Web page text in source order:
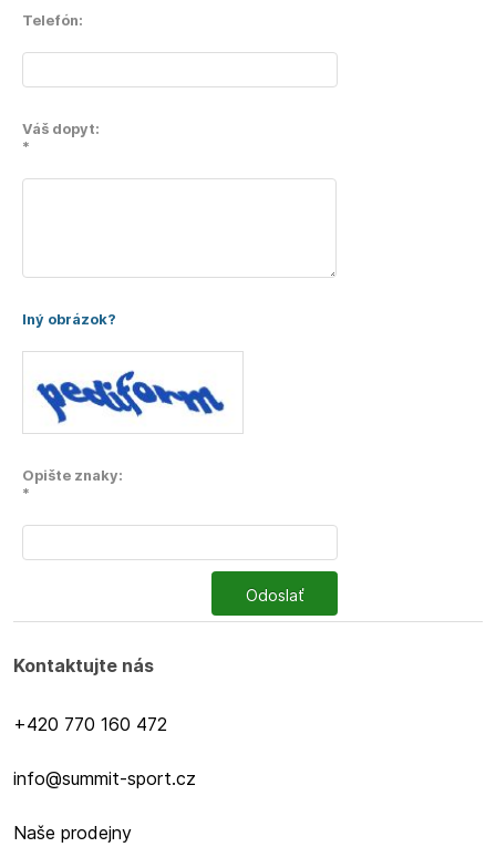
Telefón:
Váš dopyt:
*
Iný obrázok?
Opište znaky:
*
Odoslať
Kontaktujte nás
+420 770 160 472
info@summit-sport.cz
Naše prodejny